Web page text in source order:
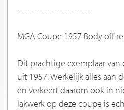
-----------------------------
MGA Coupe 1957 Body off
Dit prachtige exemplaar
uit 1957. Werkelijk alles aan
en verkeert daarom ook in
lakwerk op deze coupe is